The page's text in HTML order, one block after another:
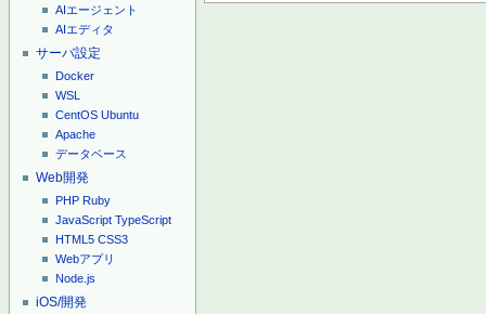
AIエージェント
AIエディタ
サーバ設定
Docker
WSL
CentOS Ubuntu
Apache
データベース
Web開発
PHP Ruby
JavaScript TypeScript
HTML5 CSS3
Webアプリ
Node.js
iOS/開発